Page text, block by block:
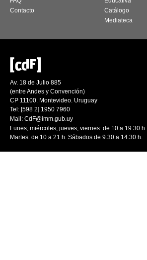
Contacto
Catálogo
Mediateca
Av. 18 de Julio 885
(entre Andes y Convención)
CP 11100. Montevideo. Uruguay
Tel: [598 2] 1950 7960
Mail: CdF@imm.gub.uy
Lunes, miércoles, jueves, viernes: de 10 a 19.30 h.
Martes: de 10 a 21 h. Sábados de 9.30 a 14.30 h.